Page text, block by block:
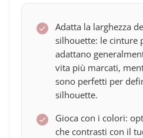
Adatta la larghezza
silhouette: le cinture
adattano
vita più marcati,
sono perfetti per
silhouette.
Gioca con i colori:
che contrasti con il